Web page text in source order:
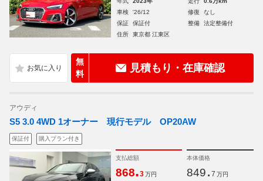
車検
'26/12 修復
なし
保証
保証付 整備
法定整備付
住所
東京都 江東区
無
料
見積もり・在庫確認
アウディ
S5 3.0 4WD 1オーナー 現行モデル OP20AW
保証付 購入プラン付き
支払総額
868.3 万円
本体価格
849. 7 万円